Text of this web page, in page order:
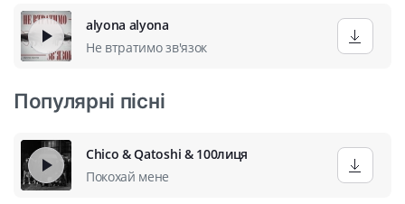
alyona alyona
Не втратимо зв'язок
Популярні пісні
Chico & Qatoshi & 100лиця
Покохай мене